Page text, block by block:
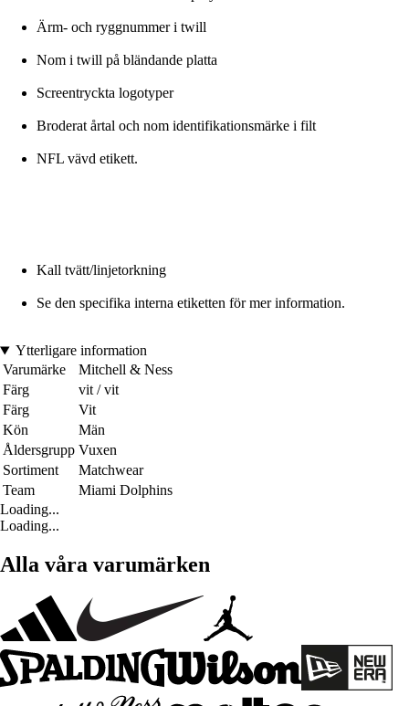
Ärm- och ryggnummer i twill
Nom i twill på bländande platta
Screentryckta logotyper
Broderat årtal och nom identifikationsmärke i filt
NFL vävd etikett.
Kall tvätt/linjetorkning
Se den specifika interna etiketten för mer information.
Ytterligare information
Varumärke
Mitchell & Ness
Färg
vit / vit
Färg
Vit
Kön
Män
Åldersgrupp Vuxen
Sortiment
Matchwear
Team
Miami Dolphins
Loading...
Loading...
Alla våra varumärken